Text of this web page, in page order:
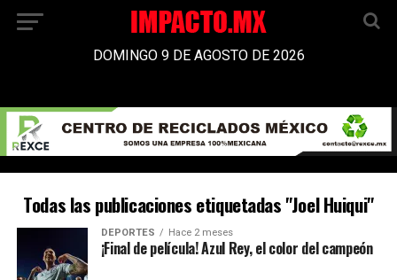
DOMINGO 9 DE AGOSTO DE 2026
Todas las publicaciones etiquetadas "Joel Huiqui"
DEPORTES Hace 2 meses
¡Final de película! Azul Rey, el color del campeón